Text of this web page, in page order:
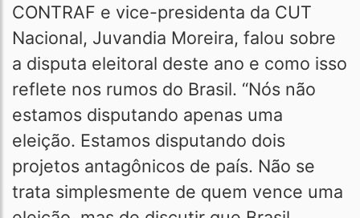
CONTRAF e vice-presidenta da CUT
Nacional, Juvandia Moreira, falou sobre
a disputa eleitoral deste ano e como isso
reflete nos rumos do Brasil. “Nós não
estamos disputando apenas uma
eleição. Estamos disputando dois
projetos antagônicos de país. Não se
trata simplesmente de quem vence uma